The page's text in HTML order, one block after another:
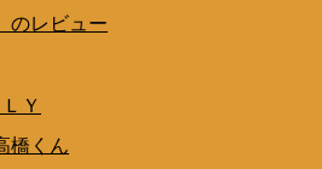
のレビュー
Ｙ
橋くん